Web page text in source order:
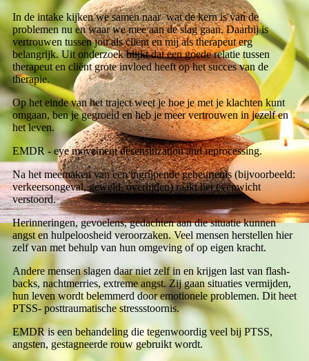
In de intake kijken we samen naar wat de kern is van de
problemen nu en waar we mee aan de slag gaan. Daarbij is
vertrouwen tussen jou als cliënt en mij als therapeut erg
belangrijk. Uit onderzoek blijkt dat een goede relatie tussen
therapeut en cliënt grote invloed heeft op het succes van de
therapie.
Op het einde van het traject weet je hoe je met je klachten kunt
omgaan, ben je gegroeid en heb je meer vertrouwen in jezelf en
het leven.
EMDR - eye movement desensitization and reprocessing.
Na het meemaken van een ingrijpende gebeurtenis (bijvoorbeeld:
verkeersongeval, geweld, overlijden) raakt het evenwicht
verstoord.
Herinneringen, gevoelens, gedachten aan die situatie kunnen
angst en hulpeloosheid veroorzaken. Veel mensen herstellen hier
zelf van met behulp van hun omgeving of op eigen kracht.
Andere mensen slagen daar niet zelf in en krijgen last van flash-
backs, nachtmerries, extreme angst. Zij gaan situaties vermijden,
hun leven wordt belemmerd door emotionele problemen. Dit heet
PTSS- posttraumatische stressstoornis.
EMDR is een behandeling die tegenwoordig veel bij PTSS,
angsten, gestagneerde rouw gebruikt wordt.